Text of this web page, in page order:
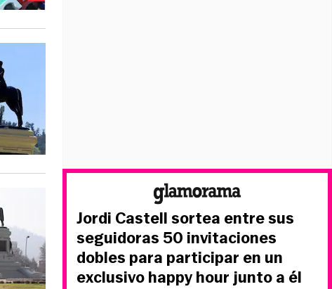
Jordi Castell sortea entre sus
seguidoras 50 invitaciones
dobles para participar en un
exclusivo happy hour junto a él